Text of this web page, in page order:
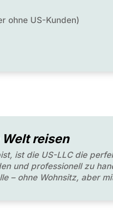
ohne US-Kunden)
reisen
ist die US-LLC die
und professionell zu
– ohne Wohnsitz, aber